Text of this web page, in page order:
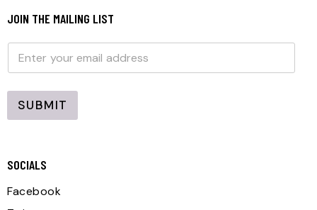
JOIN THE MAILING LIST
i
E
a
l
SUBMIT
SOCIALS
Facebook